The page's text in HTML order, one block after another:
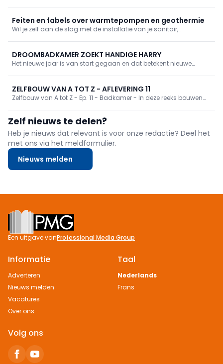
welke technieken lonen de moeite en wat kan je zelf doen?
Feiten en fabels over warmtepompen en geothermie
Wil je zelf aan de slag met de installatie van je sanitair,
opendeurdag, hét inspiratiemoment voor je totaalrenovatie met
tal van live demo's!
DROOMBADKAMER ZOEKT HANDIGE HARRY
Het nieuwe jaar is van start gegaan en dat betekent nieuwe
langs in een van onze toonzalen.
ZELFBOUW VAN A TOT Z - AFLEVERING 11
Zelfbouw van A tot Z - Ep. 11 - Badkamer - In deze reeks bouwen
badkamer aan.
Zelf nieuws te delen?
Heb je nieuws dat relevant is voor onze redactie? Deel het
met ons via het meldformulier.
Nieuws melden
Footer
Een uitgave vanProfessional Media Group
Informatie
Adverteren
Nieuws melden
Vacatures
Over ons
Taal
Nederlands
Frans
Volg ons